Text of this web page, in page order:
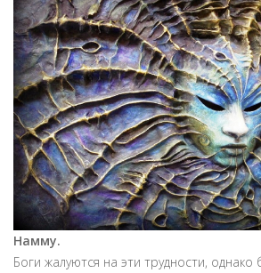
Намму.
Боги жалуются на эти трудности, однако